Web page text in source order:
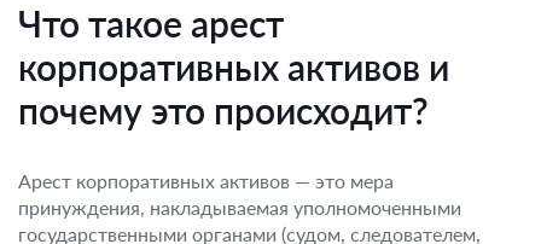
Что такое арест
корпоративных активов и
почему это происходит?
Арест корпоративных активов — это мера
принуждения, накладываемая уполномоченными
государственными органами (судом, следователем,